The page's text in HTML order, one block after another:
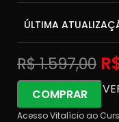
ÚLTIMA
R$1.597,00
COMPRAR
Acesso Vitalício ao